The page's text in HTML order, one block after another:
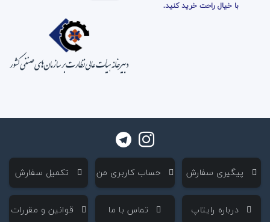
با خیال راحت خرید کنید.
‌ پیگیری سفارش ‌ حساب کاربری من ‌ تکمیل سفارش
‌ درباره رایتاپ ‌ تماس با ما ‌ قوانین و مقررات